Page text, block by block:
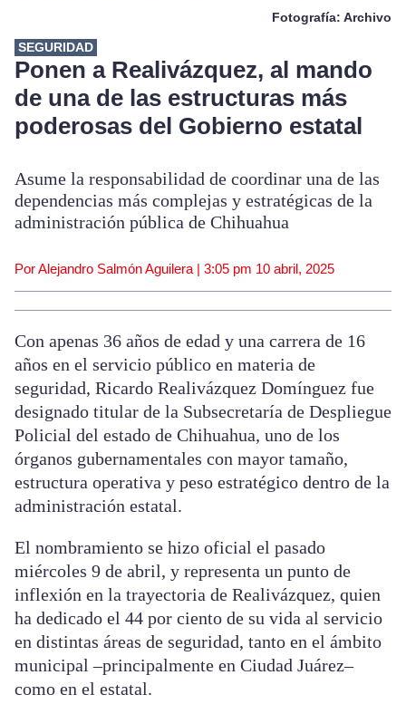
Fotografía: Archivo
SEGURIDAD
Ponen a Realivázquez, al mando
de una de las estructuras más
poderosas del Gobierno estatal
Asume la responsabilidad de coordinar una de las
dependencias más complejas y estratégicas de la
administración pública de Chihuahua
Por Alejandro Salmón Aguilera | 3:05 pm 10 abril, 2025
Con apenas 36 años de edad y una carrera de 16
años en el servicio público en materia de
seguridad, Ricardo Realivázquez Domínguez fue
designado titular de la Subsecretaría de Despliegue
Policial del estado de Chihuahua, uno de los
órganos gubernamentales con mayor tamaño,
estructura operativa y peso estratégico dentro de la
administración estatal.
El nombramiento se hizo oficial el pasado
miércoles 9 de abril, y representa un punto de
inflexión en la trayectoria de Realivázquez, quien
ha dedicado el 44 por ciento de su vida al servicio
en distintas áreas de seguridad, tanto en el ámbito
municipal –principalmente en Ciudad Juárez–
como en el estatal.